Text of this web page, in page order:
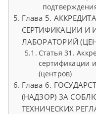
Глава 5.
СЕРТИФИКАЦИИ И
ЛАБОРАТОРИЙ
Статья 31.
сертификации
(центров)
Глава 6.
(НАДЗОР) ЗА
ТЕХНИЧЕСКИХ